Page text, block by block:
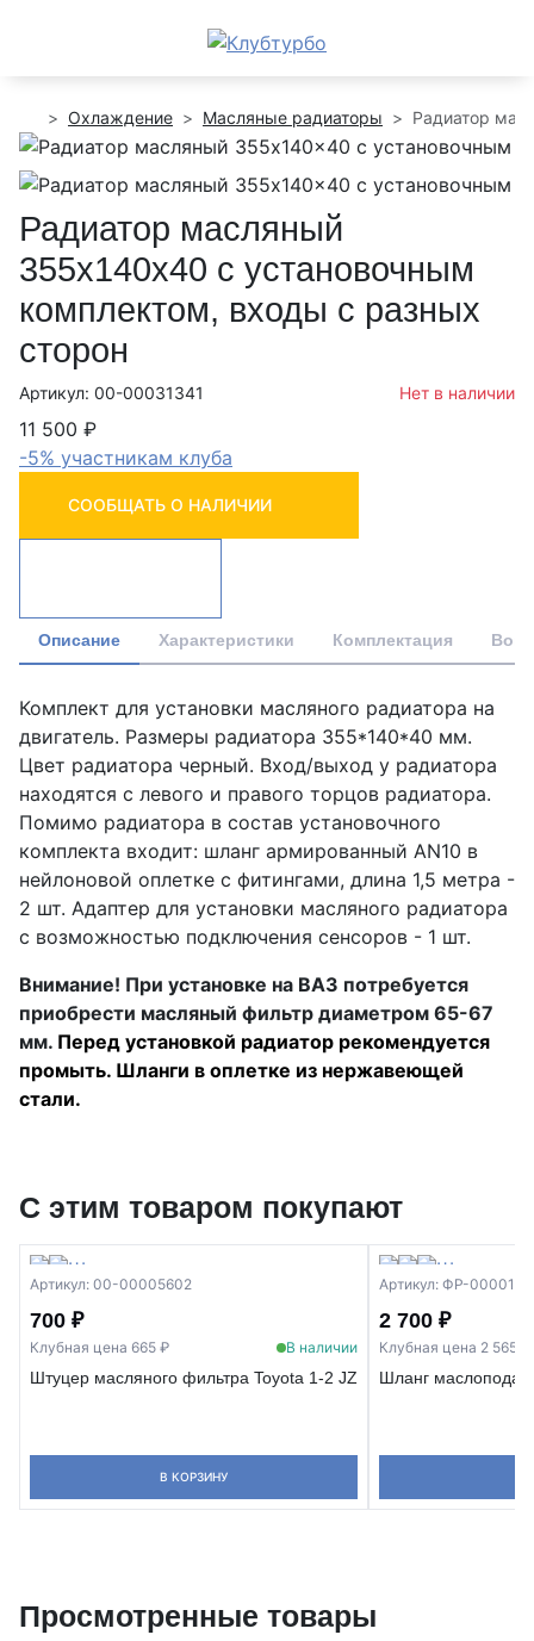
Охлаждение Масляные радиаторы Радиатор
Радиатор масляный
355x140x40 с установочным
комплектом, входы с разных
сторон
Артикул: 00-00031341 Нет в наличии
11 500 ₽
-5% участникам клуба
СООБЩАТЬ О НАЛИЧИИ
Описание Характеристики Комплектация
Комплект для установки масляного радиатора на
двигатель. Размеры радиатора 355*140*40 мм.
Цвет радиатора черный. Вход/выход у радиатора
находятся с левого и правого торцов радиатора.
Помимо радиатора в состав установочного
комплекта входит: шланг армированный AN10 в
нейлоновой оплетке c фитингами, длина 1,5 метра -
2 шт. Адаптер для установки масляного радиатора
с возможностью подключения сенсоров - 1 шт.
Внимание! При установке на ВАЗ потребуется
приобрести масляный фильтр диаметром 65-67
мм. Перед установкой радиатор рекомендуется
промыть. Шланги в оплетке из нержавеющей
стали.
С этим товаром покупают
Артикул: 00-00005602
700 ₽
Клубная цена 665 ₽ В наличии
Штуцер масляного фильтра Toyota 1-2 JZ
В КОРЗИНУ
Артикул: ФР-
2 700 ₽
Клубная цена 2 565 ₽
Шланг
Просмотренные товары